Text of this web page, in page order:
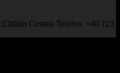
Cătălin Cirstea Telefon: +40 723